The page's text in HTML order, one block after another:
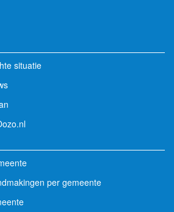
situatie
per gemeente